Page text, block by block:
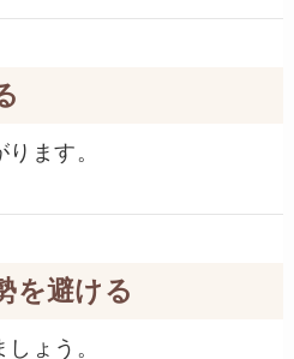
ます。
を避ける
ょう。